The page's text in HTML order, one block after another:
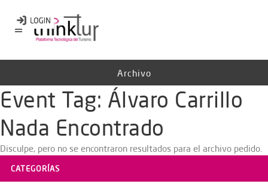
Archivo
Event Tag: Álvaro Carrillo
Nada Encontrado
Disculpe, pero no se encontraron resultados para el archivo pedido.
CATEGORÍAS